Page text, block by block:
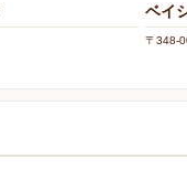
ベイ
〒348-